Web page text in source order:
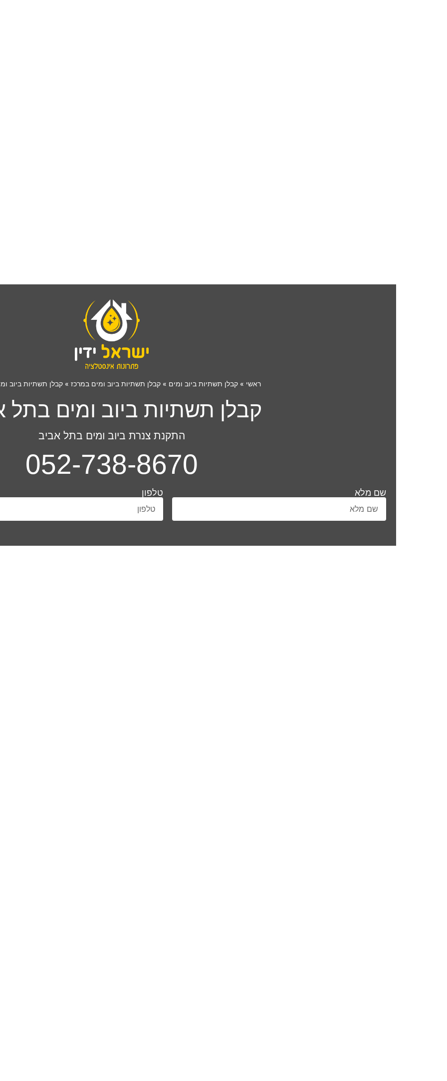
ראשי » קבלן תשתיות ביוב ומים » קבלן תשתיות ביוב ומים במרכז » קבלן תשתיות ביוב
קבלן תשתיות ביוב ומים בתל
התקנת צנרת ביוב ומים בתל אביב
052-738-8670
שם מלא
טלפון